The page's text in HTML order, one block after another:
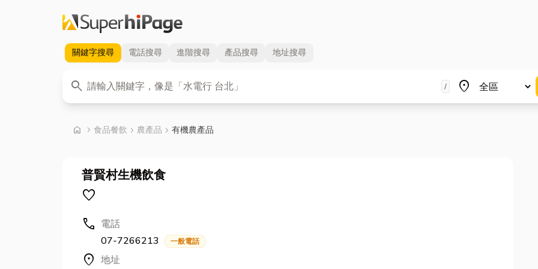
關鍵字搜尋 電話搜尋 進階搜尋 產品搜尋 地址搜尋
search
關鍵字 / place
地區
home chevron_right 首頁
食品餐飲 chevron_right 農產品 chevron_right 有機農產品
普賢村生機飲食
favorite
call 電話
07-7266213
一般電話
location_on 地址